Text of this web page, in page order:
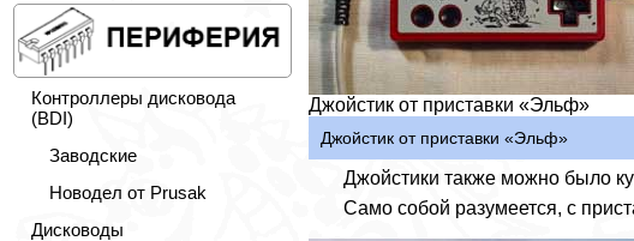
Контроллеры дисковода
(BDI)
Заводские
Новодел от Prusak
Дисководы
Джойстик от приставки «Эльф»
Джойстик от приставки «Эльф»
Джойстики также можно было
Само собой разумеется, с